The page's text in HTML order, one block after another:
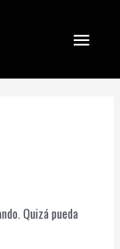
Menú
Quizá pueda